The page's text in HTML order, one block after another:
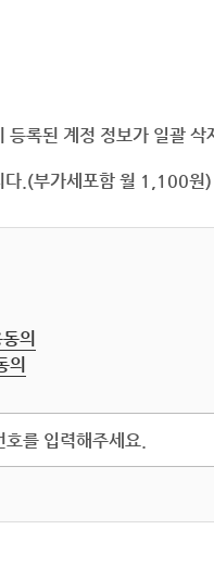
록된 계정 정보가 일괄
다.(부가세포함 월 1,100원)
의
의